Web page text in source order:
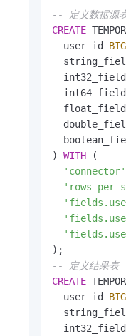
-- 定义数据源
CREATE
  user_id
  int32_field
  int64_field
  float_field
) WITH (
'connector'
'rows-per-
-- 定义结果表
CREATE
  user_id
  int32_field